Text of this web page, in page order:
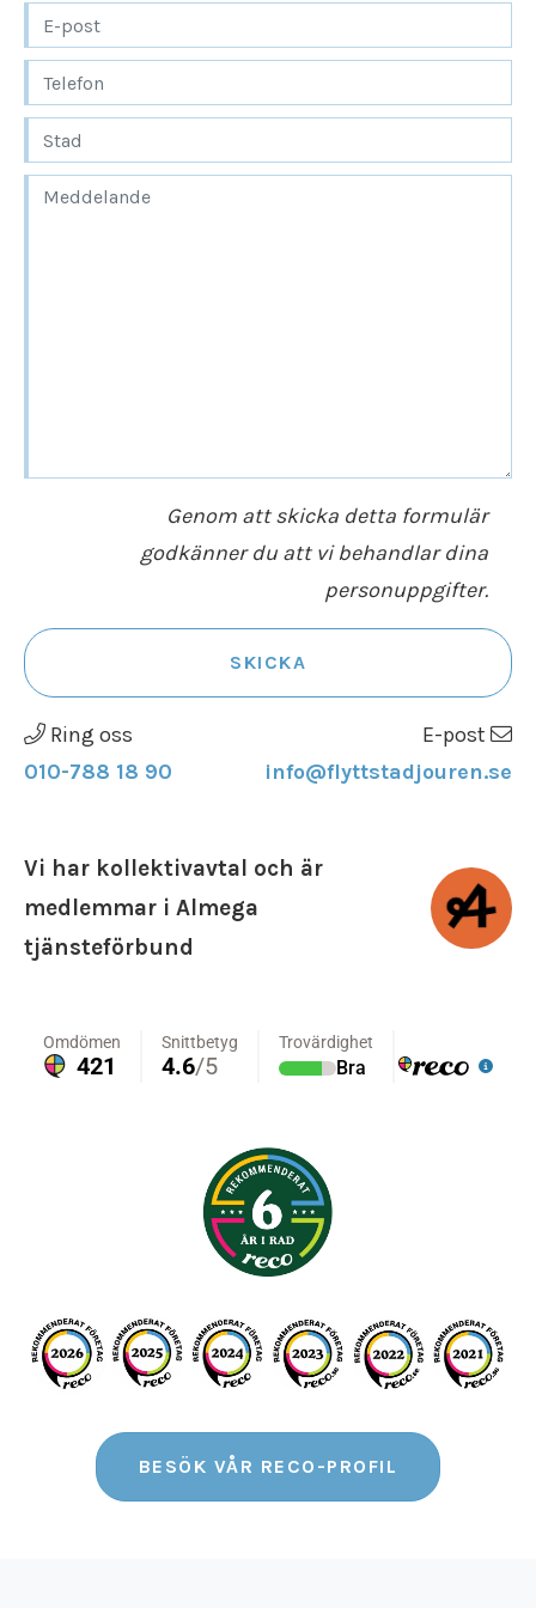
Vill du fördjupa dig i helheten och läsa mer
om hur tjänsten fungerar i regionen?
Stockholm
Genom att skicka detta formulär
godkänner du att vi behandlar dina
personuppgifter.
SKICKA
Ring oss
010-788 18 90
E-post
info@flyttstadjouren.se
Vi har kollektivavtal och är
medlemmar i Almega
tjänsteförbund
BESÖK VÅR RECO-PROFIL